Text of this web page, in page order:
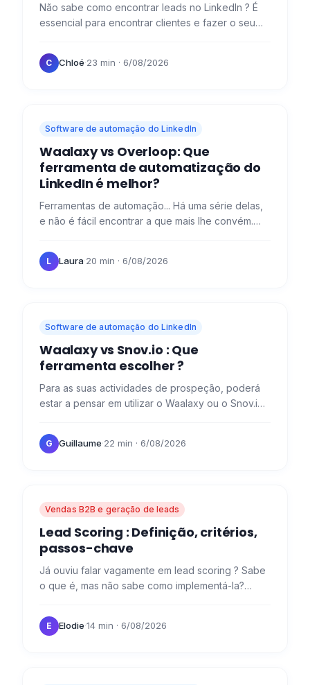
Não sabe como encontrar leads no LinkedIn ? É
essencial para encontrar clientes e fazer o seu
clientes, é…
C Chloé·23 min · 6/08/2026
Software de automação do LinkedIn
Waalaxy vs Overloop: Que
ferramenta de automatização do
LinkedIn é melhor?
Ferramentas de automação... Há uma série delas,
e não é fácil encontrar a que mais lhe convém.
pequena…
L Laura·20 min · 6/08/2026
Software de automação do LinkedIn
Waalaxy vs Snov.io : Que
ferramenta escolher ?
Para as suas actividades de prospeção, poderá
estar a pensar em utilizar o Waalaxy ou o Snov.io .
duas…
G Guillaume·22 min · 6/08/2026
Vendas B2B e geração de leads
Lead Scoring : Definição, critérios,
passos-chave
Já ouviu falar vagamente em lead scoring ? Sabe
o que é, mas não sabe como implementá-la?
lead scoring é uma…
E Elodie·14 min · 6/08/2026